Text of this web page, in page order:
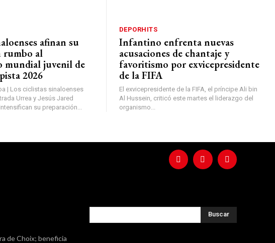
afinan su
rumbo al
mundial juvenil de
2026
| Los ciclistas sinaloenses
Urrea y Jesús Jared
su preparación...
DEPORHITS
Infantino enfrenta nuevas
acusaciones de chantaje y
favoritismo por exvicepresidente
de la FIFA
El exvicepresidente de la FIFA, el príncipe Ali bin
Al Hussein, criticó este martes el liderazgo del
organismo...
de Choix; beneficia
Buscar